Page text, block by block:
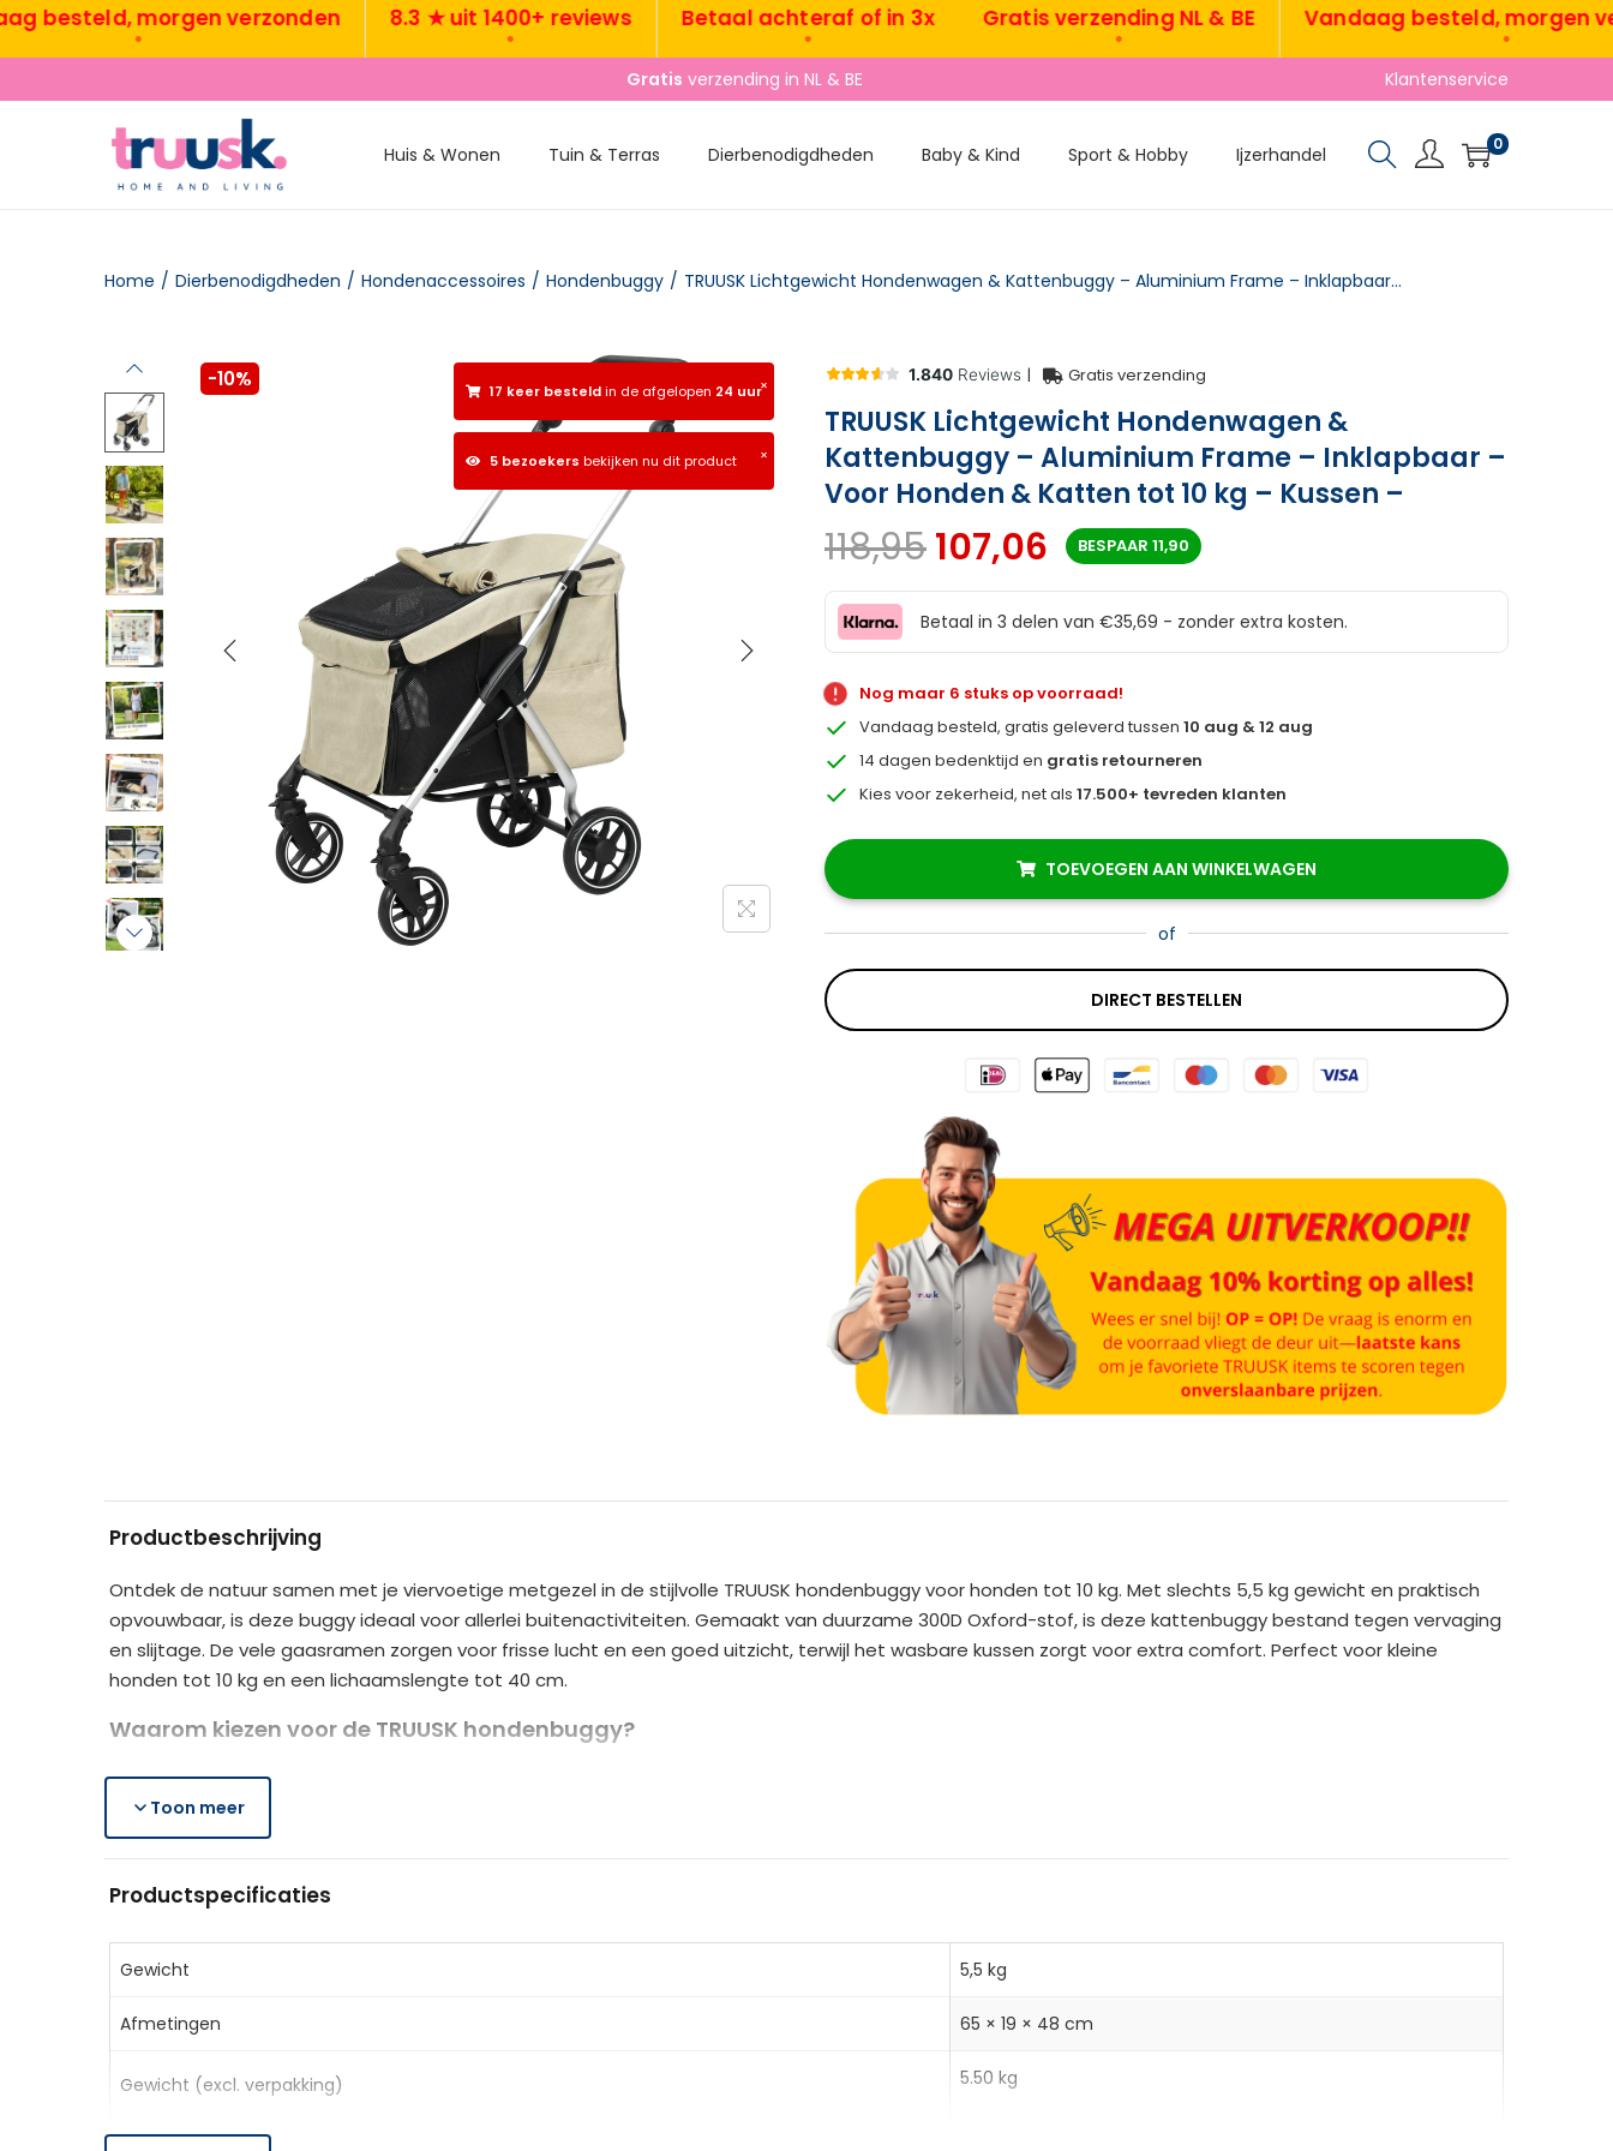
morgen verzonden 8.3 ★ uit 1400+ reviews Betaal achteraf of in 3x Gratis verzending NL & BE Vandaag besteld, morgen
Gratis verzending in NL & BE Klantenservice
Huis & Wonen Tuin & Terras Dierbenodigdheden Baby & Kind Sport & Hobby Ijzerhandel 0
Home / Dierbenodigdheden / Hondenaccessoires / Hondenbuggy / TRUUSK Lichtgewicht Hondenwagen & Kattenbuggy – Aluminium Frame – Inklapbaar – Voor Honden & Katten tot 10 kg – Kussen –
×
17 keer besteldin de afgelopen 24 uur
×
5 bezoekers bekijken nu dit product
-10% | Gratis verzending
TRUUSK Lichtgewicht Hondenwagen &
Kattenbuggy – Aluminium Frame – Inklapbaar –
Voor Honden & Katten tot 10 kg – Kussen –
118,95107,06 BESPAAR 11,90
Betaal in 3 delen van €35,69 - zonder extra kosten.
Nog maar 6 stuks op voorraad!
Vandaag besteld, gratis geleverd tussen10 aug & 12 aug
14 dagen bedenktijd en gratis retourneren
Kies voor zekerheid, net als17.500+ tevreden klanten
TOEVOEGEN AAN WINKELWAGEN
of
DIRECT BESTELLEN
r
n
a
Productbeschrijving
Ontdek de natuur samen met je viervoetige metgezel in de stijlvolle TRUUSK hondenbuggy voor honden tot 10 kg. Met slechts 5,5 kg gewicht en praktisch
opvouwbaar, is deze buggy ideaal voor allerlei buitenactiviteiten. Gemaakt van duurzame 300D Oxford-stof, is deze kattenbuggy bestand tegen vervaging
en slijtage. De vele gaasramen zorgen voor frisse lucht en een goed uitzicht, terwijl het wasbare kussen zorgt voor extra comfort. Perfect voor kleine
honden tot 10 kg en een lichaamslengte tot 40 cm.
Waarom kiezen voor de TRUUSK hondenbuggy?
Licht en draagbaar:
Duurzaam en weerbestendig:
Comfortabel en praktisch:
Productspecificaties
Kleur:Khaki+Zilver
Materiaal:
Cabinegrootte:
Opvouwbare grootte:
Toon meer
Productspecificaties
Gewicht 5,5 kg
Afmetingen 65 × 19 × 48 cm
Gewicht (excl. verpakking) 5.50 kg